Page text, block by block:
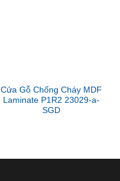
Cửa Gỗ Chống Cháy MDF
Laminate P1R2 23029-a-
SGD